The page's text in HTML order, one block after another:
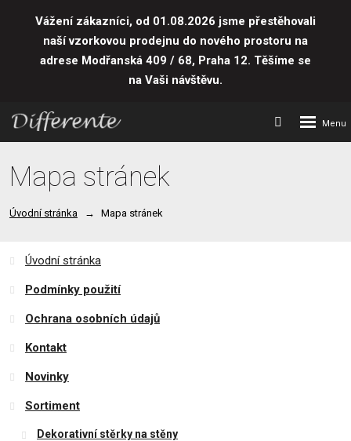
Vážení zákazníci, od 01.08.2026 jsme přestěhovali
naší vzorkovou prodejnu do nového prostoru na
adrese Modřanská 409 / 68, Praha 12. Těšíme se
na Vaši návštěvu.
Vyhledávání
Rozbalení
Mapa stránek
Úvodní stránka Mapa stránek
Úvodní stránka
Podmínky použití
Ochrana osobních údajů
Kontakt
Novinky
Sortiment
Dekorativní stěrky na stěny